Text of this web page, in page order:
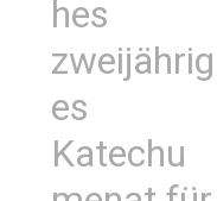
hes
zweijährig
es
Katechu